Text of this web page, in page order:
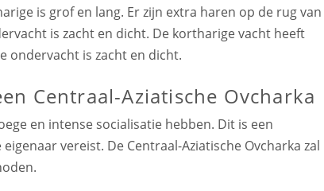
is grof en lang. Er zijn extra haren op de rug van
is zacht en dicht. De kortharige vacht heeft
ondervacht is zacht en dicht.
Centraal-Aziatische Ovcharka
en intense socialisatie hebben. Dit is een
vereist. De Centraal-Aziatische Ovcharka zal